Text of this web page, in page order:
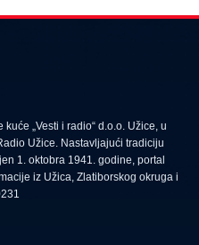
„Vesti i radio“ d.o.o. Užice, u
Užice. Nastavljajući tradiciju
1. oktobra 1941. godine, portal
iz Užica, Zlatiborskog okruga i